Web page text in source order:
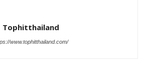
Tophitthailand
www.tophitthailand.com/